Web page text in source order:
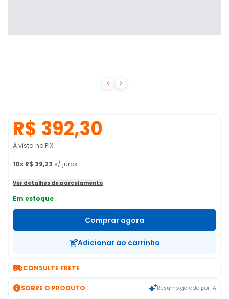
 
R$ 392,30
À vista no PIX
10x R$ 39,23 s/ juros
Ver detalhes de parcelamento
Em estoque
Comprar agora
Adicionar ao carrinho
CONSULTE FRETE
SOBRE O PRODUTO Resumo gerado por IA